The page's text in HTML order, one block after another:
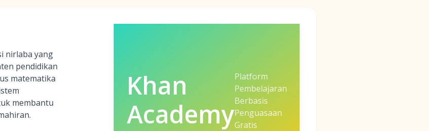
nirlaba yang
pendidikan
matematika
membantu
Khan
Academy
Platform
Pembelajaran
Berbasis
Penguasaan
Gratis